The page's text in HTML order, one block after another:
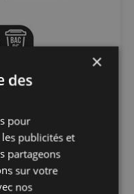
×
des
pour
publicités et
partageons
sur votre
nos